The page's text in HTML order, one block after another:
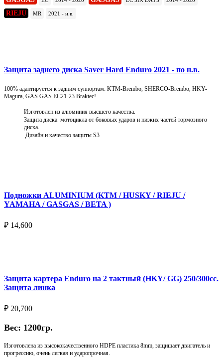
RIEJU MR 2021 - н.в.
Защита заднего диска Saver Hard Enduro 2021 - по н.в.
100% адаптируется к задним суппортам: KTM-Brembo, SHERCO-Brembo, HKY-
Magura, GAS GAS EC21-23 Braktec!
Изготовлен из алюминия высшего качества.
Защита диска мотоцикла от боковых ударов и низких частей тормозного
диска.
Дизайн и качество защиты S3
Подножки ALUMINIUM (KTM / HUSKY / RIEJU /
YAMAHA / GASGAS / BETA )
₽ 14,600
Защита картера Enduro на 2 тактный (HKY/ GG) 250/300cc.
Защита линка
₽ 20,700
Вес: 1200гр.
Изготовлена из высококачественного HDPE пластика 8mm, защищает двигатель и
прогрессию, очень легкая и ударопрочная.